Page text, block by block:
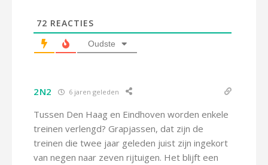
72 REACTIES
Oudste
2N2 6 jaren geleden
Tussen Den Haag en Eindhoven worden enkele
treinen verlengd? Grapjassen, dat zijn de
treinen die twee jaar geleden juist zijn ingekort
van negen naar zeven rijtuigen. Het blijft een